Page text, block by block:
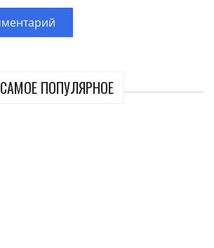
САМОЕ ПОПУЛЯРНОЕ